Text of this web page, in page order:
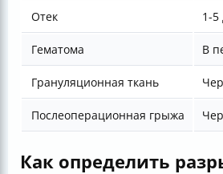
Отек 1-5
Гематома В
Грануляционная ткань
Послеоперационная грыжа
Как определить